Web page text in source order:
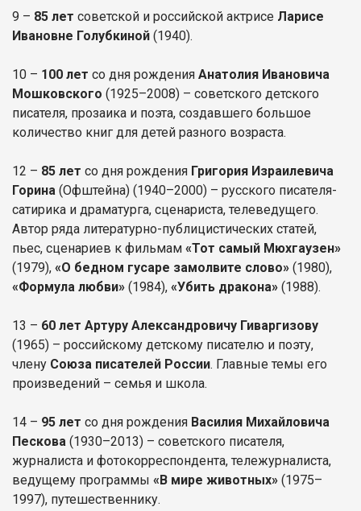
9 – 85 лет советской и российской актрисе Ларисе
Ивановне Голубкиной (1940).
10 – 100 лет со дня рождения Анатолия Ивановича
Мошковского (1925–2008) – советского детского
писателя, прозаика и поэта, создавшего большое
количество книг для детей разного возраста.
12 – 85 лет со дня рождения Григория Израилевича
Горина (Офштейна) (1940–2000) – русского писателя-
сатирика и драматурга, сценариста, телеведущего.
Автор ряда литературно-публицистических статей,
пьес, сценариев к фильмам «Тот самый Мюхгаузен»
(1979), «О бедном гусаре замолвите слово» (1980),
«Формула любви» (1984), «Убить дракона» (1988).
13 – 60 лет Артуру Александровичу Гиваргизову
(1965) – российскому детскому писателю и поэту,
члену Союза писателей России. Главные темы его
произведений – семья и школа.
14 – 95 лет со дня рождения Василия Михайловича
Пескова (1930–2013) – советского писателя,
журналиста и фотокорреспондента, тележурналиста,
ведущему программы «В мире животных» (1975–
1997), путешественнику.